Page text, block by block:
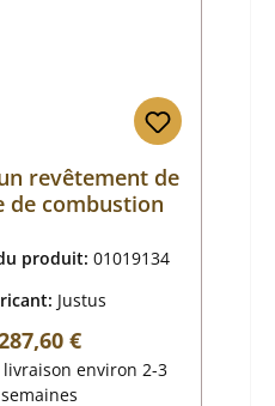
revêtement de
de combustion
produit: 01019134
Justus
régulier :
€
livraison environ 2-3
semaines